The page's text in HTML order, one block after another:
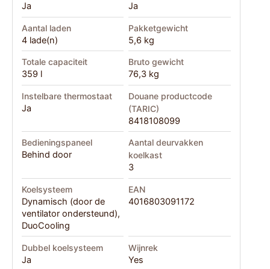
Ja Ja
Aantal laden
4 lade(n)
Pakketgewicht
5,6 kg
Totale capaciteit
359 l
Bruto gewicht
76,3 kg
Instelbare thermostaat
Ja
Douane productcode
(TARIC)
8418108099
Bedieningspaneel
Behind door
Aantal deurvakken
koelkast
3
Koelsysteem
Dynamisch (door de
ventilator ondersteund),
DuoCooling
EAN
4016803091172
Dubbel koelsysteem
Ja
Wijnrek
Yes